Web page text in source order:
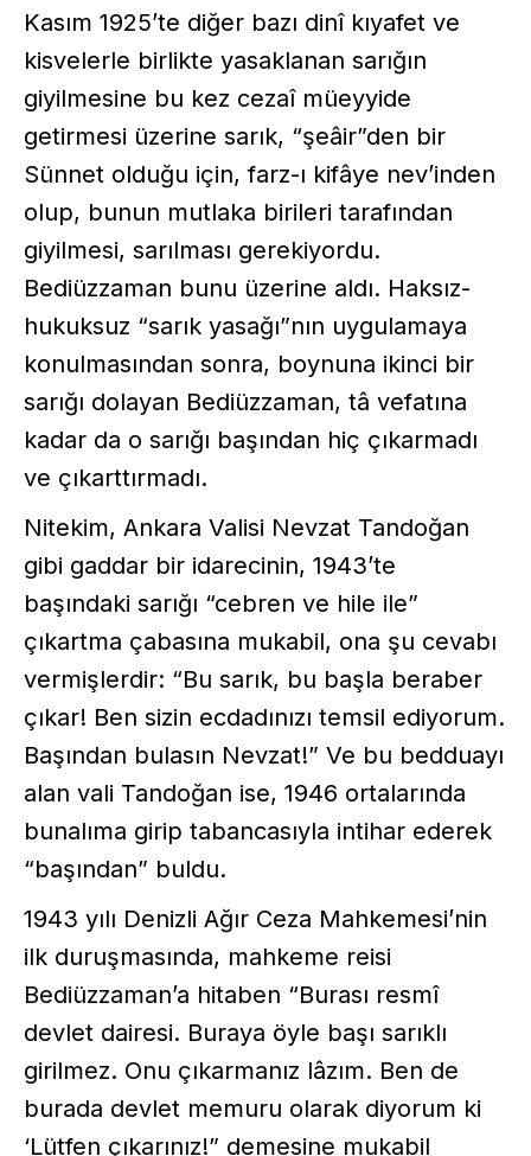
Kasım 1925’te diğer bazı dinî kıyafet ve
kisvelerle birlikte yasaklanan sarığın
giyilmesine bu kez cezaî müeyyide
getirmesi üzerine sarık, “şeâir”den bir
Sünnet olduğu için, farz-ı kifâye nev’inden
olup, bunun mutlaka birileri tarafından
giyilmesi, sarılması gerekiyordu.
Bediüzzaman bunu üzerine aldı. Haksız-
hukuksuz “sarık yasağı”nın uygulamaya
konulmasından sonra, boynuna ikinci bir
sarığı dolayan Bediüzzaman, tâ vefatına
kadar da o sarığı başından hiç çıkarmadı
ve çıkarttırmadı.
Nitekim, Ankara Valisi Nevzat Tandoğan
gibi gaddar bir idarecinin, 1943’te
başındaki sarığı “cebren ve hile ile”
çıkartma çabasına mukabil, ona şu cevabı
vermişlerdir: “Bu sarık, bu başla beraber
çıkar! Ben sizin ecdadınızı temsil ediyorum.
Başından bulasın Nevzat!” Ve bu bedduayı
alan vali Tandoğan ise, 1946 ortalarında
bunalıma girip tabancasıyla intihar ederek
“başından” buldu.
1943 yılı Denizli Ağır Ceza Mahkemesi’nin
ilk duruşmasında, mahkeme reisi
Bediüzzaman’a hitaben “Burası resmî
devlet dairesi. Buraya öyle başı sarıklı
girilmez. Onu çıkarmanız lâzım. Ben de
burada devlet memuru olarak diyorum ki
‘Lütfen çıkarınız!” demesine mukabil